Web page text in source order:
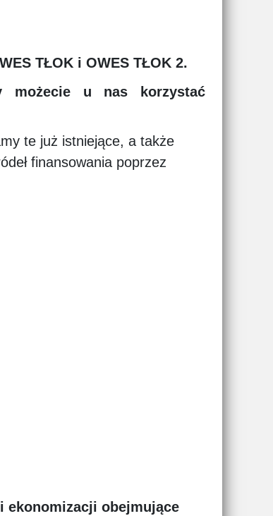
TŁOK i OWES TŁOK 2.
możecie u nas korzystać
te już istniejące, a także
finansowania poprzez
ekonomizacji obejmujące